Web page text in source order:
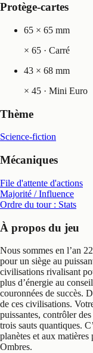
Protège-cartes
65 × 65 mm
× 65 · Carré
43 × 68 mm
× 45 · Mini Euro
Thème
Science-fiction
Mécaniques
File d'attente d'actions
Majorité / Influence
Ordre du tour : Stats
À propos du jeu
Nous sommes en l’an
pour un siège au
civilisations rivalisant
plus d’énergie au
couronnées de succès.
de ces civilisations.
puissantes, contrôler
trois sauts quantiques.
planètes et aux
Ombres.